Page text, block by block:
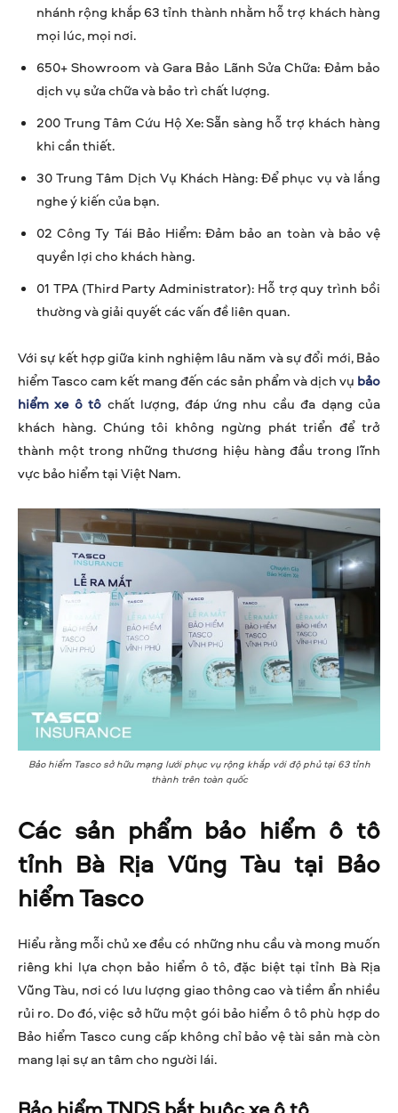
nhánh rộng khắp 63 tỉnh thành nhằm hỗ trợ khách hàng
mọi lúc, mọi nơi.
650+ Showroom và Gara Bảo Lãnh Sửa Chữa: Đảm bảo
dịch vụ sửa chữa và bảo trì chất lượng.
200 Trung Tâm Cứu Hộ Xe: Sẵn sàng hỗ trợ khách hàng
khi cần thiết.
30 Trung Tâm Dịch Vụ Khách Hàng: Để phục vụ và lắng
nghe ý kiến của bạn.
02 Công Ty Tái Bảo Hiểm: Đảm bảo an toàn và bảo vệ
quyền lợi cho khách hàng.
01 TPA (Third Party Administrator): Hỗ trợ quy trình bồi
thường và giải quyết các vấn đề liên quan.
Với sự kết hợp giữa kinh nghiệm lâu năm và sự đổi mới, Bảo
hiểm Tasco cam kết mang đến các sản phẩm và dịch vụ bảo
hiểm xe ô tô chất lượng, đáp ứng nhu cầu đa dạng của
khách hàng. Chúng tôi không ngừng phát triển để trở
thành một trong những thương hiệu hàng đầu trong lĩnh
vực bảo hiểm tại Việt Nam.
Bảo hiểm Tasco sở hữu mạng lưới phục vụ rộng khắp với độ phủ tại 63 tỉnh
thành trên toàn quốc
Các sản phẩm bảo hiểm ô tô
tỉnh Bà Rịa Vũng Tàu tại Bảo
hiểm Tasco
Hiểu rằng mỗi chủ xe đều có những nhu cầu và mong muốn
riêng khi lựa chọn bảo hiểm ô tô, đặc biệt tại tỉnh Bà Rịa
Vũng Tàu, nơi có lưu lượng giao thông cao và tiềm ẩn nhiều
rủi ro. Do đó, việc sở hữu một gói bảo hiểm ô tô phù hợp do
Bảo hiểm Tasco cung cấp không chỉ bảo vệ tài sản mà còn
mang lại sự an tâm cho người lái.